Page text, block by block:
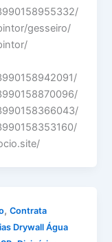
gesseiro/
,Contrata
Drywall Água